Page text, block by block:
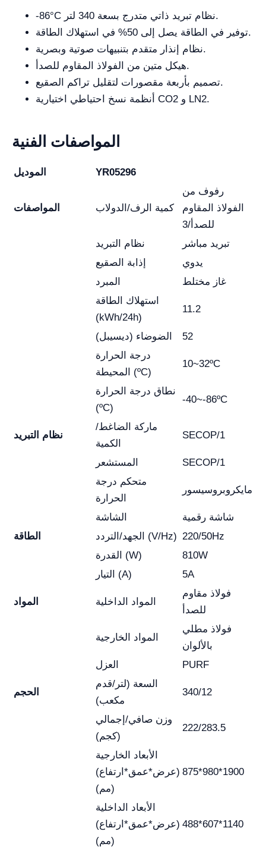
-86°C نظام تبريد ذاتي متدرج بسعة 340 لتر.
توفير في الطاقة يصل إلى 50% في استهلاك الطاقة.
نظام إنذار متقدم بتنبيهات صوتية وبصرية.
هيكل متين من الفولاذ المقاوم للصدأ.
تصميم بأربعة مقصورات لتقليل تراكم الصقيع.
أنظمة نسخ احتياطي اختيارية CO2 و LN2.
المواصفات الفنية
الموديل YR05296
المواصفات كمية الرف/الدولاب
رفوف من
الفولاذ المقاوم
للصدأ/3
نظام التبريد
تبريد مباشر
إذابة الصقيع
يدوي
المبرد
غاز مختلط
استهلاك الطاقة
(kWh/24h)
11.2
الضوضاء (ديسيبل)
52
درجة الحرارة
المحيطة (ºC)
10~32ºC
نطاق درجة الحرارة
(ºC)
-40~-86ºC
نظام التبريد
ماركة الضاغط/
الكمية
SECOP/1
المستشعر
SECOP/1
متحكم درجة
الحرارة
مايكروبروسيسور
الشاشة
شاشة رقمية
الطاقة
الجهد/التردد (V/Hz) 220/50Hz
القدرة (W)
810W
التيار (A)
5A
المواد المواد الداخلية
فولاذ مقاوم
للصدأ
المواد الخارجية
فولاذ مطلي
بالألوان
العزل
PURF
الحجم
السعة (لتر/قدم
مكعب)
340/12
وزن صافي/إجمالي
(كجم)
222/283.5
الأبعاد الخارجية
(عرض*عمق*ارتفاع)
(مم)
875*980*1900
الأبعاد الداخلية
(عرض*عمق*ارتفاع)
(مم)
488*607*1140